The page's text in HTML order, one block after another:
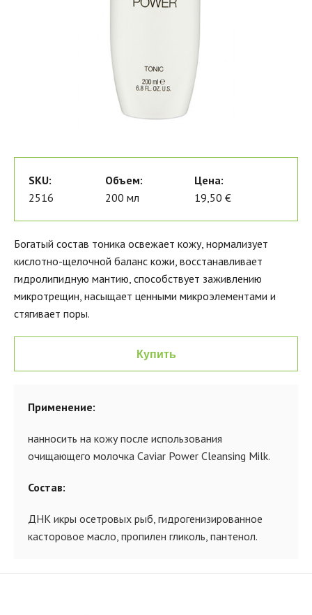
SKU:
2516
Объем:
200 мл
Цена:
19,50 €
Богатый состав тоника освежает кожу, нормализует
кислотно-щелочной баланс кожи, восстанавливает
гидролипидную мантию, способствует заживлению
микротрещин, насыщает ценными микроэлементами и
стягивает поры.
Купить
Применение:
нанносить на кожу после использования
очищающего молочка Caviar Power Cleansing Milk.
Состав:
ДНК икры осетровых рыб, гидрогенизированное
касторовое масло, пропилен гликоль, пантенол.